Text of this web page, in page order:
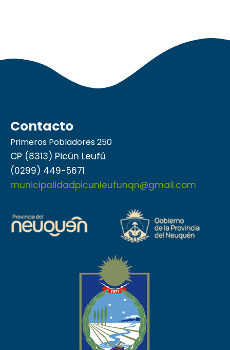
Contacto
Primeros Pobladores 250
CP (8313) Picún Leufú
(0299) 449-5671
municipalidadpicunleufunqn@gmail.com